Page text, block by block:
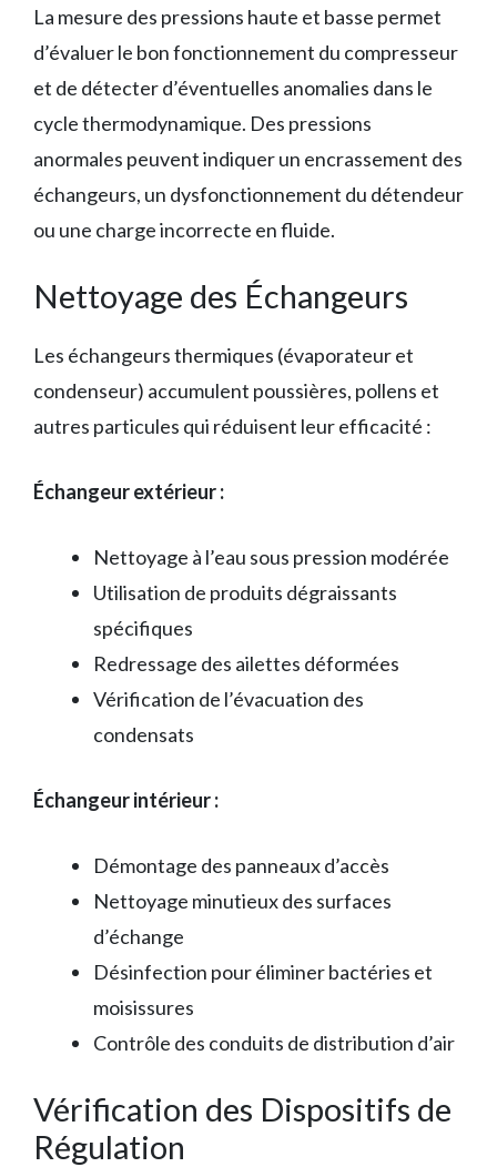
La mesure des pressions haute et basse permet
d’évaluer le bon fonctionnement du compresseur
et de détecter d’éventuelles anomalies dans le
cycle thermodynamique. Des pressions
anormales peuvent indiquer un encrassement des
échangeurs, un dysfonctionnement du détendeur
ou une charge incorrecte en fluide.
Nettoyage des Échangeurs
Les échangeurs thermiques (évaporateur et
condenseur) accumulent poussières, pollens et
autres particules qui réduisent leur efficacité :
Échangeur extérieur :
Nettoyage à l’eau sous pression modérée
Utilisation de produits dégraissants
spécifiques
Redressage des ailettes déformées
Vérification de l’évacuation des
condensats
Échangeur intérieur :
Démontage des panneaux d’accès
Nettoyage minutieux des surfaces
d’échange
Désinfection pour éliminer bactéries et
moisissures
Contrôle des conduits de distribution d’air
Vérification des Dispositifs de
Régulation